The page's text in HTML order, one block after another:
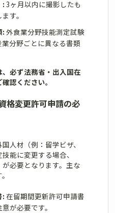
: 3ヶ月以内に撮影したも
す。
: 外食業分野技能測定試験
分野ごとに異なる書類
必ず法務省・出入国在
認ください。
格変更許可申請の必
人材（例：留学ビザ、
能に変更する場合、
が必要となります。主な
: 在留期間更新許可申請書
が必要です。